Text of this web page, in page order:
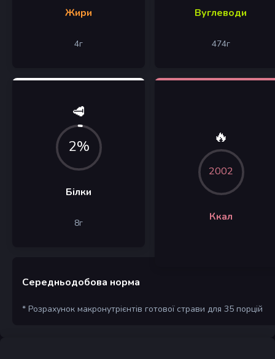
Жири
4г
Вуглеводи
474г
🥩
2%
Білки
8г
🔥
2002
Ккал
Середньодобова норма
* Розрахунок макронутрієнтів готової страви для 35 порцій